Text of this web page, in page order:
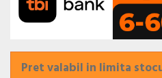
Pret valabil in limita